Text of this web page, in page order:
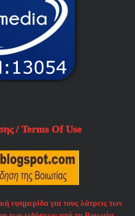
/ Terms Of Use
εφημερίδα για τους λάτρεις των